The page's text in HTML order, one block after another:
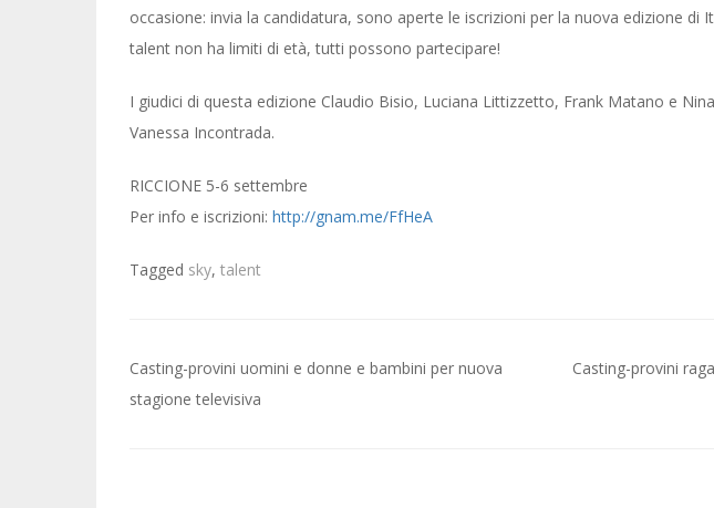
occasione: invia la candidatura, sono aperte le iscrizioni per la nuova edizione di
talent non ha limiti di età, tutti possono partecipare!
I giudici di questa edizione Claudio Bisio, Luciana Littizzetto, Frank Matano e
Vanessa Incontrada.
RICCIONE 5-6 settembre
Per info e iscrizioni: http://gnam.me/FfHeA
Tagged sky, talent
Post
navigation
Casting-provini uomini e donne e bambini per nuova
stagione televisiva
Casting-provini